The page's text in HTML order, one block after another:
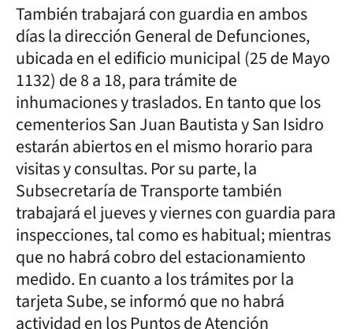
También trabajará con guardia en ambos
días la dirección General de Defunciones,
ubicada en el edificio municipal (25 de Mayo
1132) de 8 a 18, para trámite de
inhumaciones y traslados. En tanto que los
cementerios San Juan Bautista y San Isidro
estarán abiertos en el mismo horario para
visitas y consultas. Por su parte, la
Subsecretaría de Transporte también
trabajará el jueves y viernes con guardia para
inspecciones, tal como es habitual; mientras
que no habrá cobro del estacionamiento
medido. En cuanto a los trámites por la
tarjeta Sube, se informó que no habrá
actividad en los Puntos de Atención